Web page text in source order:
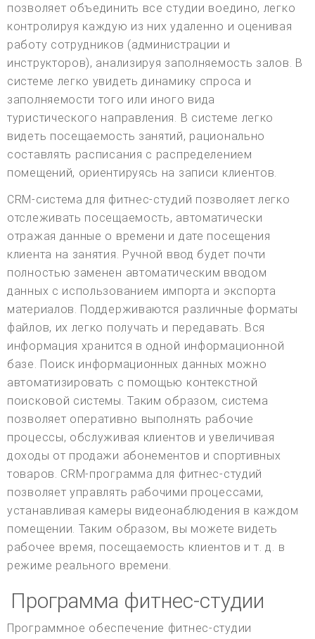
позволяет объединить все студии воедино, легко
контролируя каждую из них удаленно и оценивая
работу сотрудников (администрации и
инструкторов), анализируя заполняемость залов. В
системе легко увидеть динамику спроса и
заполняемости того или иного вида
туристического направления. В системе легко
видеть посещаемость занятий, рационально
составлять расписания с распределением
помещений, ориентируясь на записи клиентов.
CRM-система для фитнес-студий позволяет легко
отслеживать посещаемость, автоматически
отражая данные о времени и дате посещения
клиента на занятия. Ручной ввод будет почти
полностью заменен автоматическим вводом
данных с использованием импорта и экспорта
материалов. Поддерживаются различные форматы
файлов, их легко получать и передавать. Вся
информация хранится в одной информационной
базе. Поиск информационных данных можно
автоматизировать с помощью контекстной
поисковой системы. Таким образом, система
позволяет оперативно выполнять рабочие
процессы, обслуживая клиентов и увеличивая
доходы от продажи абонементов и спортивных
товаров. CRM-программа для фитнес-студий
позволяет управлять рабочими процессами,
устанавливая камеры видеонаблюдения в каждом
помещении. Таким образом, вы можете видеть
рабочее время, посещаемость клиентов и т. д. в
режиме реального времени.
Программа фитнес-студии
Программное обеспечение фитнес-студии